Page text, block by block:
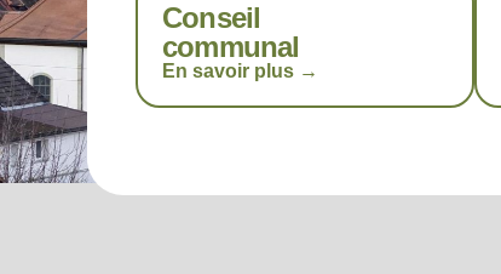
Conseil
communal
En savoir plus →